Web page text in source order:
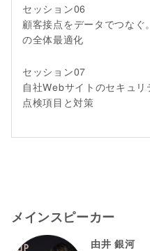
セッション06
顧客接点をデータでつな
の全体最適化
セッション07
自社Webサイトのセキュ
点検項目と対策
メインスピーカー
由井 銀河